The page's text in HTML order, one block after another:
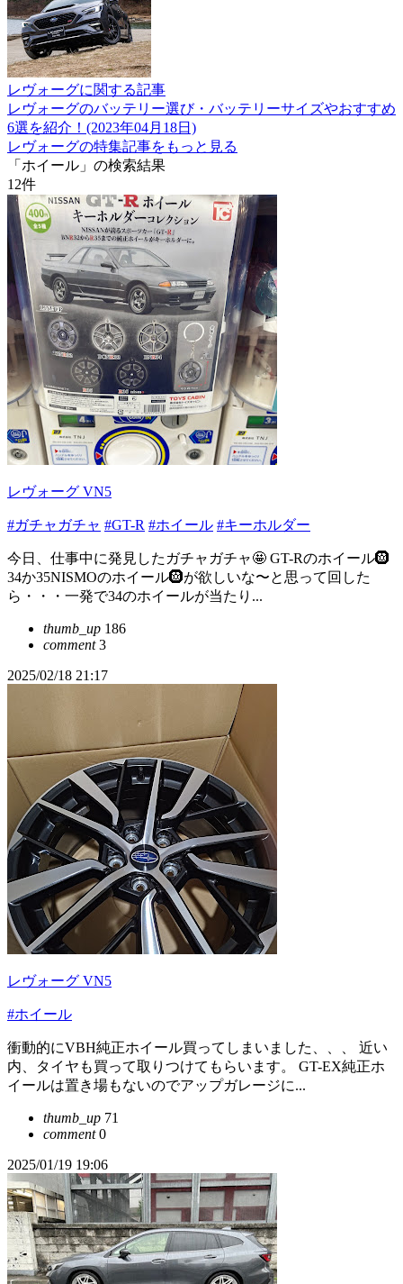
レヴォーグに関する記事
レヴォーグのバッテリー選び・バッテリーサイズやおすすめ
6選を紹介！(2023年04月18日)
レヴォーグの特集記事をもっと見る
「ホイール」の検索結果
12件
レヴォーグ VN5
#ガチャガチャ #GT-R #ホイール #キーホルダー
今日、仕事中に発見したガチャガチャ🤩 GT-Rのホイール🛞
34か35NISMOのホイール🛞が欲しいな〜と思って回した
ら・・・一発で34のホイールが当たり...
thumb_up 186
comment3
2025/02/18 21:17
レヴォーグ VN5
#ホイール
衝動的にVBH純正ホイール買ってしまいました、、、 近い
内、タイヤも買って取りつけてもらいます。 GT-EX純正ホ
イールは置き場もないのでアップガレージに...
thumb_up 71
comment0
2025/01/19 19:06